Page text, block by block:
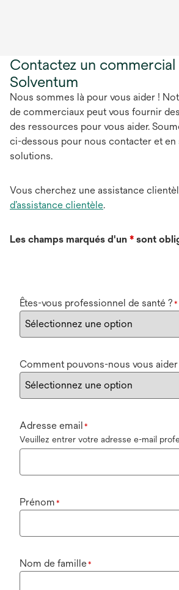
Contactez un commercial
Solventum
Nous sommes là pour vous aider !
de commerciaux peut vous fournir
des ressources pour vous aider.
ci-dessous pour nous contacter et en
solutions.
Vous cherchez une assistance
d’assistance clientèle.
Les champs marqués d'un * sont
Êtes-vous professionnel de santé ? *
Comment pouvons-nous vous aider
Adresse email *
Veuillez entrer votre adresse e-mail
Prénom *
Nom de famille*